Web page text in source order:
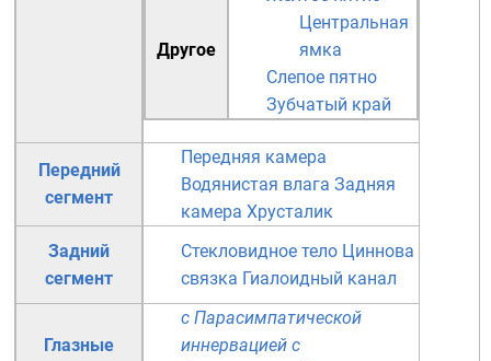
Другое
Центральная
ямка
Слепое пятно
Зубчатый край
Передний
сегмент
Передняя камера
Водянистая влага Задняя
камера Хрусталик
Задний
сегмент
Стекловидное тело Циннова
связка Гиалоидный канал
Глазные
с Парасимпатической
иннервацией с